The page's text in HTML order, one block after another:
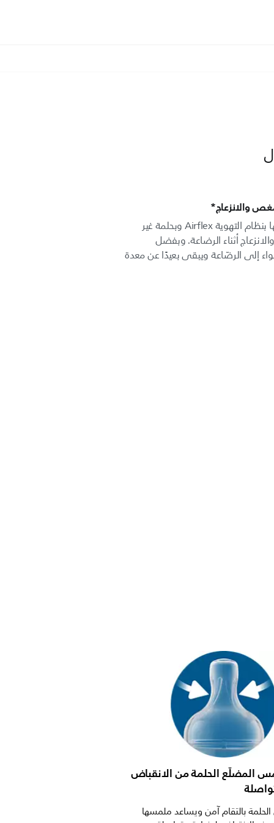
والانزعاج*
تتميّز رضّاعات Classic+‎ التي نقدّمها بنظام التهوية Airflex وبحلمة غير
أثناء الرضاعة. وبفضل
إلى الرضّاعة ويبقى بعيدًا عن معدة
المضلّع الحلمة من الانقباض
بالتقام آمن ويساعد ملمسها